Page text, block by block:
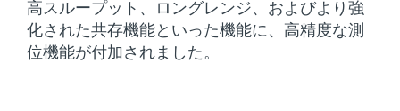
高スループット、ロングレンジ、およびより強
化された共存機能といった機能に、高精度な測
位機能が付加されました。